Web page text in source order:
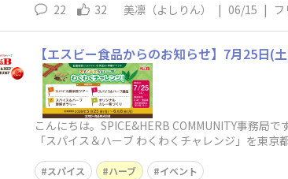
22 32 美凛（よしりん） | 06/15 |
こんにちは。SPICE&HERB COMMUNITY事務局
「スパイス＆ハーブ わくわくチャレンジ」を東
スパイス ハーブ イベント